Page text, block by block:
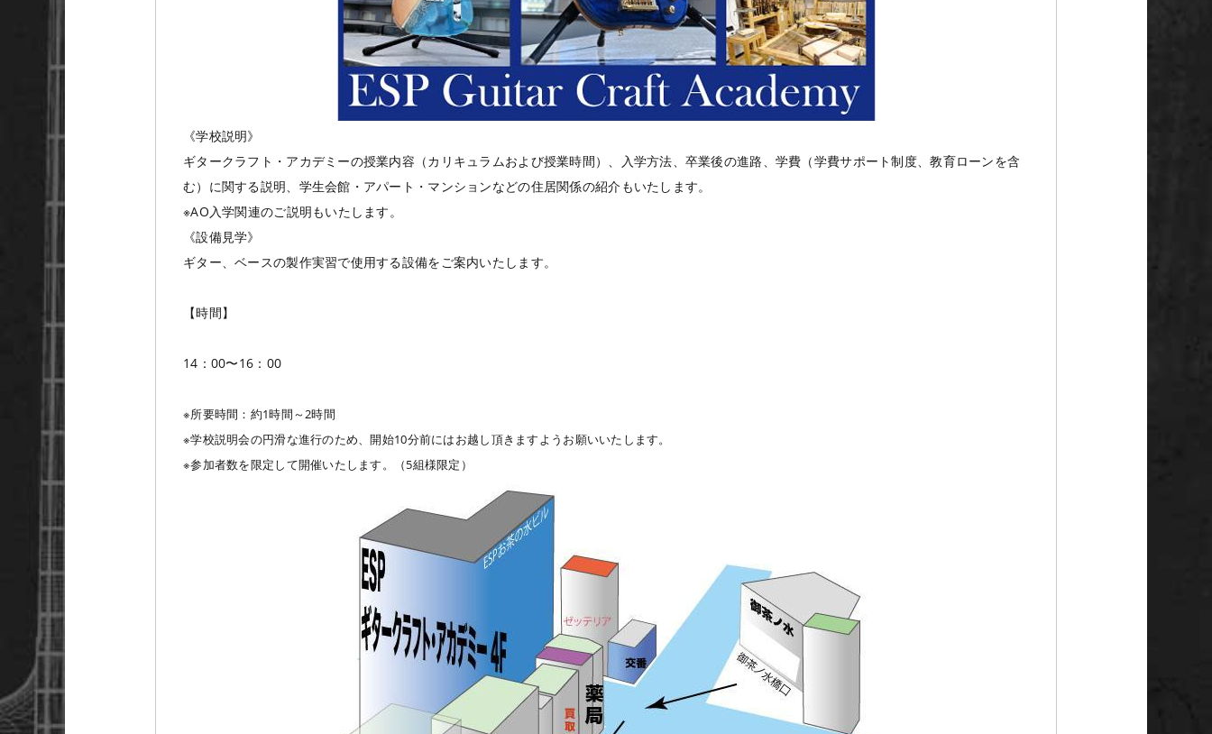
《学校説明》
ギタークラフト・アカデミーの授業内容（カリキュラムおよび授業時間）、入学方法、卒業後の進路、学費（学費サポート制度、教育ローンを含
む）に関する説明、学生会館・アパート・マンションなどの住居関係の紹介もいたします。
※AO入学関連のご説明もいたします。
《設備見学》
ギター、ベースの製作実習で使用する設備をご案内いたします。
【時間】
14：00〜16：00
※所要時間：約1時間～2時間
※学校説明会の円滑な進行のため、開始10分前にはお越し頂きますようお願いいたします。
※参加者数を限定して開催いたします。（5組様限定）